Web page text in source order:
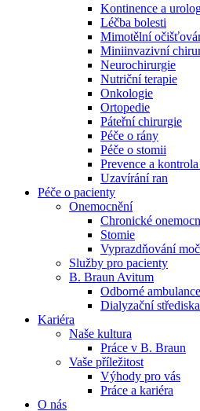
Odborné ambulance
Naše specializované
specializaci a město, které
ambulance.
Kontinence a
Léčba bolesti
Mimotělní
Miniinvazivní
Neurochirurgie
Nutriční terapie
Onkologie
Ortopedie
Páteřní chirurgie
Péče o rány
Péče o stomii
Prevence a
Uzavírání ran
Péče o pacienty
Onemocnění
Chronické
Stomie
Vyprazdňování
Služby pro pacienty
B. Braun Avitum
Odborné ambulance
Dialyzační střediska
Kariéra
Naše kultura
Práce v B. Braun
Vaše příležitost​
Výhody pro vás
Práce a kariéra
O nás